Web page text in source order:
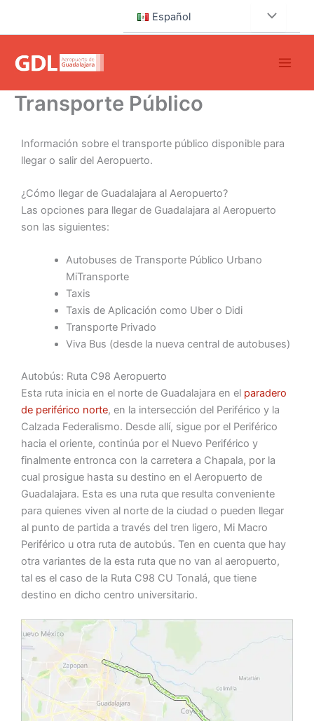
Español
Transporte Público
Información sobre el transporte público disponible para
llegar o salir del Aeropuerto.
¿Cómo llegar de Guadalajara al Aeropuerto?
Las opciones para llegar de Guadalajara al Aeropuerto
son las siguientes:
Autobuses de Transporte Público Urbano
MiTransporte
Taxis
Taxis de Aplicación como Uber o Didi
Transporte Privado
Viva Bus (desde la nueva central de autobuses)
Autobús: Ruta C98 Aeropuerto
Esta ruta inicia en el norte de Guadalajara en el paradero
de periférico norte, en la intersección del Periférico y la
Calzada Federalismo. Desde allí, sigue por el Periférico
hacia el oriente, continúa por el Nuevo Periférico y
finalmente entronca con la carretera a Chapala, por la
cual prosigue hasta su destino en el Aeropuerto de
Guadalajara. Esta es una ruta que resulta conveniente
para quienes viven al norte de la ciudad o pueden llegar
al punto de partida a través del tren ligero, Mi Macro
Periférico u otra ruta de autobús. Ten en cuenta que hay
otra variantes de la esta ruta que no van al aeropuerto,
tal es el caso de la Ruta C98 CU Tonalá, que tiene
destino en dicho centro universitario.